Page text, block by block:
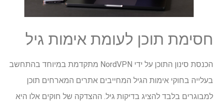
חסימת תוכן לעומת אימות גיל
הכנסת סינון התוכן על ידי NordVPN מתקדמת במיוחד בהתחשב
בעלייה בחוקי אימות הגיל המחייבים אתרים המארחים תוכן
למבוגרים בלבד להציג בדיקות גיל. ההצדקה של חוקים אלו היא